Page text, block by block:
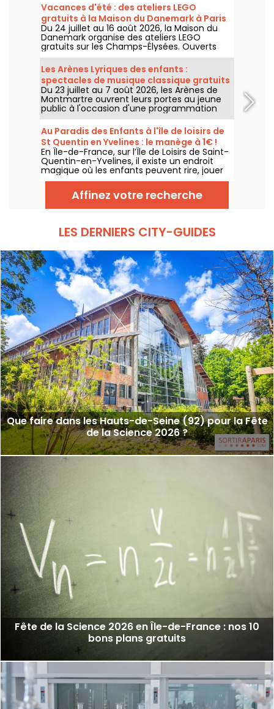
Vacances d'été : des ateliers LEGO
gratuits à la Maison du Danemark à Paris
Du 24 juillet au 16 août 2026, la Maison du
Danemark organise des ateliers LEGO
gratuits sur les Champs-Élysées. Ouverts
aux enfants, aux familles et aux passionnés
de construction, ces rendez-vous
permettent de découvrir l'univers de la
célèbre marque danoise à travers des
espaces de création en libre accès.
Les Arènes Lyriques des enfants :
spectacles de musique classique gratuits
pour les petits
Du 23 juillet au 7 août 2026, les Arènes de
Montmartre ouvrent leurs portes au jeune
public à l'occasion d'une programmation
spéciale. Bienvenue aux Arènes Lyriques des
enfants, un festival pour faire découvrir la
musique classique aux plus jeunes,
entièrement gratuit.
Au Paradis des Enfants à l'île de loisirs de
St Quentin en Yvelines : le manège à 1€ !
En Île-de-France, sur l’Île de Loisirs de Saint-
Quentin-en-Yvelines, il existe un endroit
magique où les enfants peuvent rire, jouer
et profiter de manèges adaptés à leur âge :
Au Paradis des Enfants. C’est le parc le
moins cher d’Île-de-France, avec un tarif
exceptionnel de 1 € le manège.
Affinez votre recherche
LES DERNIERS CITY-GUIDES
Que faire dans les Hauts-de-Seine (92) pour la Fête
de la Science 2026 ?
Fête de la Science 2026 en Île-de-France : nos 10
bons plans gratuits